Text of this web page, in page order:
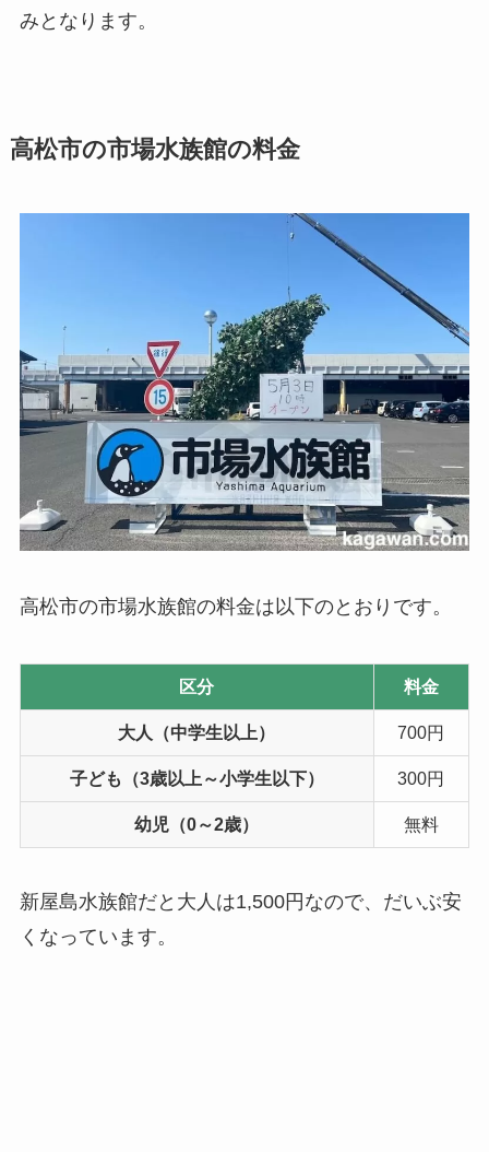
みとなります。
高松市の市場水族館の料金
高松市の市場水族館の料金は以下のとおりです。
区分 料金
大人（中学生以上） 700円
子ども（3歳以上～小学生以下） 300円
幼児（0～2歳） 無料
新屋島水族館だと大人は1,500円なので、だいぶ安
くなっています。